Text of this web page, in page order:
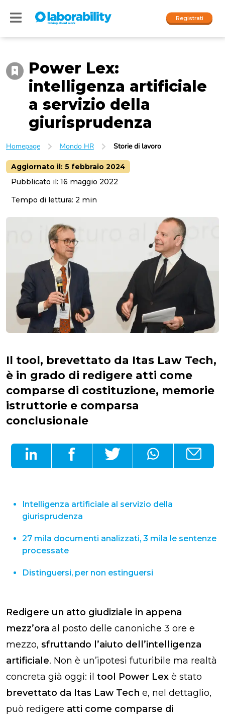
Registrati
I nostri social
Accedi
People
Company
Power Lex:
intelligenza artificiale
a servizio della
giurisprudenza
Homepage Mondo HR Storie di lavoro
Aggiornato il: 5 febbraio 2024
Pubblicato il: 16 maggio 2022
Tempo di lettura: 2 min
Il tool, brevettato da Itas Law Tech,
è in grado di redigere atti come
comparse di costituzione, memorie
istruttorie e comparsa
conclusionale
Intelligenza artificiale al servizio della
giurisprudenza
27 mila documenti analizzati, 3 mila le sentenze
processate
Distinguersi, per non estinguersi
Redigere un atto giudiziale in appena
mezz’ora al posto delle canoniche 3 ore e
mezzo, sfruttando l’aiuto dell’intelligenza
artificiale. Non è un’ipotesi futuribile ma realtà
concreta già oggi: il tool Power Lex è stato
brevettato da Itas Law Tech e, nel dettaglio,
può redigere atti come comparse di